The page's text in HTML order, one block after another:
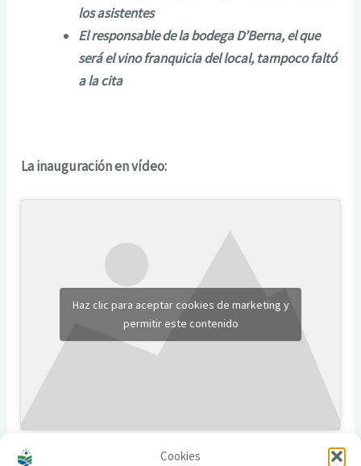
Cookies
los asistentes
El responsable de la bodega D’Berna, el que
será el vino franquicia del local, tampoco faltó
a la cita
La inauguración en vídeo:
Haz clic para aceptar cookies de marketing y
permitir este contenido